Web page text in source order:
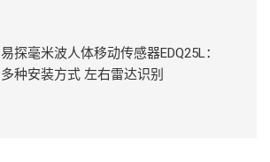
易探毫米波人体移动传感器EDQ25L：
多种安装方式 左右雷达识别